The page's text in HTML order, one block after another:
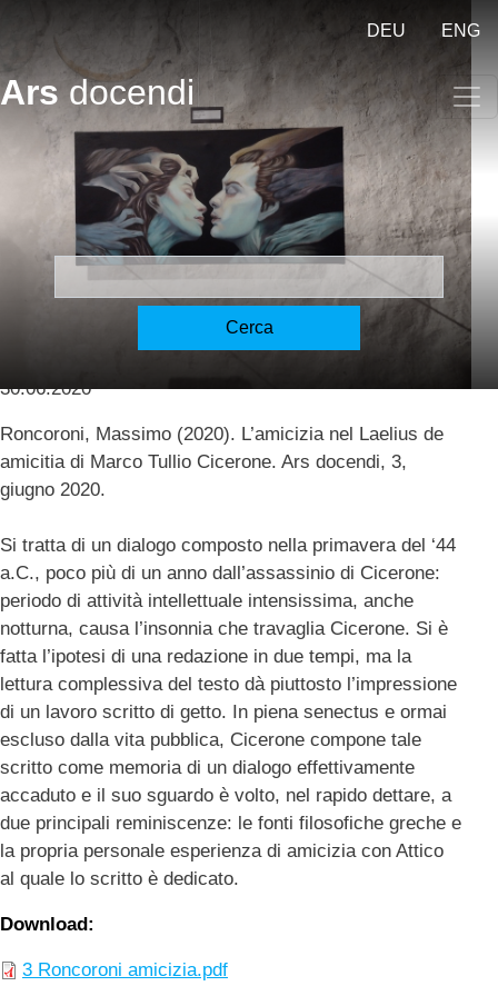
Cerca
DEU ENG
Ars docendi
L’amicizia nel Laelius de
amicitia – Laelius de amicitia
[Roncoroni]
30.06.2020
Roncoroni, Massimo (2020). L’amicizia nel Laelius de
amicitia di Marco Tullio Cicerone. Ars docendi, 3,
giugno 2020.
Si tratta di un dialogo composto nella primavera del ‘44
a.C., poco più di un anno dall’assassinio di Cicerone:
periodo di attività intellettuale intensissima, anche
notturna, causa l’insonnia che travaglia Cicerone. Si è
fatta l’ipotesi di una redazione in due tempi, ma la
lettura complessiva del testo dà piuttosto l’impressione
di un lavoro scritto di getto. In piena senectus e ormai
escluso dalla vita pubblica, Cicerone compone tale
scritto come memoria di un dialogo effettivamente
accaduto e il suo sguardo è volto, nel rapido dettare, a
due principali reminiscenze: le fonti filosofiche greche e
la propria personale esperienza di amicizia con Attico
al quale lo scritto è dedicato.
Download
3 Roncoroni amicizia.pdf